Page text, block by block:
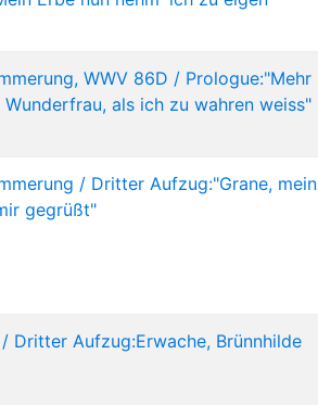
WWV 86D / Prologue:"Mehr
als ich zu wahren weiss"
/ Dritter Aufzug:"Grane, mein
gegrüßt"
Dritter Aufzug:Erwache, Brünnhilde